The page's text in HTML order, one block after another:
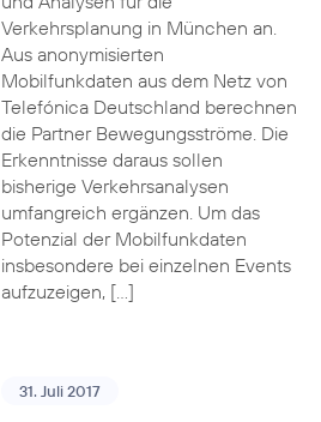
Verkehrsplanung in München an.
Aus anonymisierten
Mobilfunkdaten aus dem Netz von
Telefónica Deutschland berechnen
die Partner Bewegungsströme. Die
Erkenntnisse daraus sollen
bisherige Verkehrsanalysen
umfangreich ergänzen. Um das
Potenzial der Mobilfunkdaten
insbesondere bei einzelnen Events
aufzuzeigen, […]
31. Juli 2017